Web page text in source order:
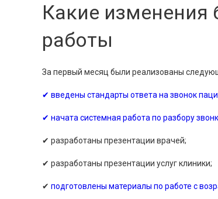
Какие
работы
За первый месяц были реализованы
✔ введены стандарты ответа на звонок
✔ начата системная работа по разбору
✔ разработаны презентации врачей;
✔ разработаны презентации услуг клиники;
✔ подготовлены материалы по работе с